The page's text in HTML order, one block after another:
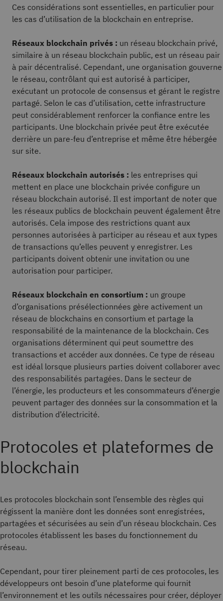
Ces considérations sont essentielles, en particulier pour
les cas d’utilisation de la blockchain en entreprise.
Réseaux blockchain privés : un réseau blockchain privé,
similaire à un réseau blockchain public, est un réseau pair
à pair décentralisé. Cependant, une organisation gouverne
le réseau, contrôlant qui est autorisé à participer,
exécutant un protocole de consensus et gérant le registre
partagé. Selon le cas d’utilisation, cette infrastructure
peut considérablement renforcer la confiance entre les
participants. Une blockchain privée peut être exécutée
derrière un pare-feu d’entreprise et même être hébergée
sur site.
Réseaux blockchain autorisés : les entreprises qui
mettent en place une blockchain privée configure un
réseau blockchain autorisé. Il est important de noter que
les réseaux publics de blockchain peuvent également être
autorisés. Cela impose des restrictions quant aux
personnes autorisées à participer au réseau et aux types
de transactions qu’elles peuvent y enregistrer. Les
participants doivent obtenir une invitation ou une
autorisation pour participer.
Réseaux blockchain en consortium : un groupe
d’organisations présélectionnées gère activement un
réseau de blockchains en consortium et partage la
responsabilité de la maintenance de la blockchain. Ces
organisations déterminent qui peut soumettre des
transactions et accéder aux données. Ce type de réseau
est idéal lorsque plusieurs parties doivent collaborer avec
des responsabilités partagées. Dans le secteur de
l’énergie, les producteurs et les consommateurs d’énergie
peuvent partager des données sur la consommation et la
distribution d’électricité.
Protocoles et plateformes de
blockchain
Les protocoles blockchain sont l’ensemble des règles qui
régissent la manière dont les données sont enregistrées,
partagées et sécurisées au sein d’un réseau blockchain. Ces
protocoles établissent les bases du fonctionnement du
réseau.
Cependant, pour tirer pleinement parti de ces protocoles, les
développeurs ont besoin d’une plateforme qui fournit
l’environnement et les outils nécessaires pour créer, déployer